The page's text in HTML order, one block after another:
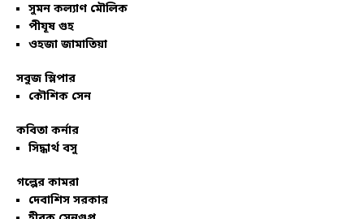
সুমন কল্যাণ মৌলিক
পীযূষ গুহ
ওহজা জামাতিয়া
সবুজ স্লিপার
কৌশিক সেন
কবিতা কর্নার
সিদ্ধার্থ বসু
গল্পের কামরা
দেবাশিস সরকার